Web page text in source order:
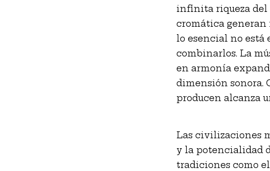
infinita riqueza del
cromática generan
lo esencial no está
combinarlos. La
en armonía
dimensión sonora.
producen alcanza
Las civilizaciones
y la potencialidad
tradiciones como